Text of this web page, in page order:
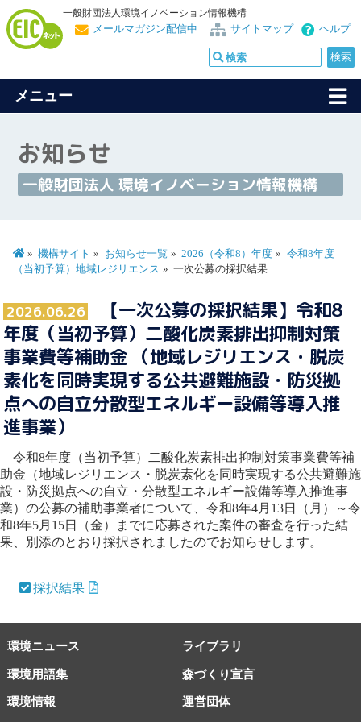
一般財団法人環境イノベーション情報機構
ヘルプ
サイトマップ
メールマガジン配信中
メニュー
お知らせ
一般財団法人 環境イノベーション情報機構
機構サイト お知らせ一覧 2026（令和8）年度
令和8年度
（当初予算）地域レジリエンス
一次公募の採択結果
2026.06.26
【一次公募の採択結果】令和8
年度（当初予算）二酸化炭素排出抑制対策
事業費等補助金 （地域レジリエンス・脱炭
素化を同時実現する公共避難施設・防災拠
点への自立分散型エネルギー設備等導入推
進事業）
令和8年度（当初予算）二酸化炭素排出抑制対策事業費等補
助金（地域レジリエンス・脱炭素化を同時実現する公共避難施
設・防災拠点への自立・分散型エネルギー設備等導入推進事
業）の公募の補助事業者について、令和8年4月13日（月）～令
和8年5月15日（金）までに応募された案件の審査を行った結
果、別添のとおり採択されましたのでお知らせします。
採択結果
環境ニュース ライブラリ
環境用語集 森づくり宣言
環境情報 運営団体